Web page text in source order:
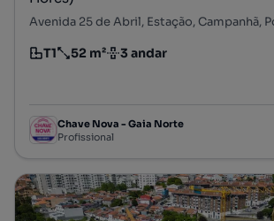
Avenida 25 de Abril, Estação, Campanhã,
Tipologia
T1
Preço por metro quadrado
52 m²
Andar 3 andar
Chave Nova - Gaia Norte
Profissional